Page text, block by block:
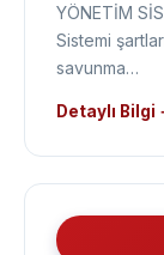
AS9100
YÖNETİM
Sistemi
savunma…